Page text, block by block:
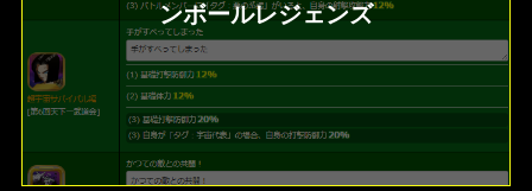
ンボールレジェンズ